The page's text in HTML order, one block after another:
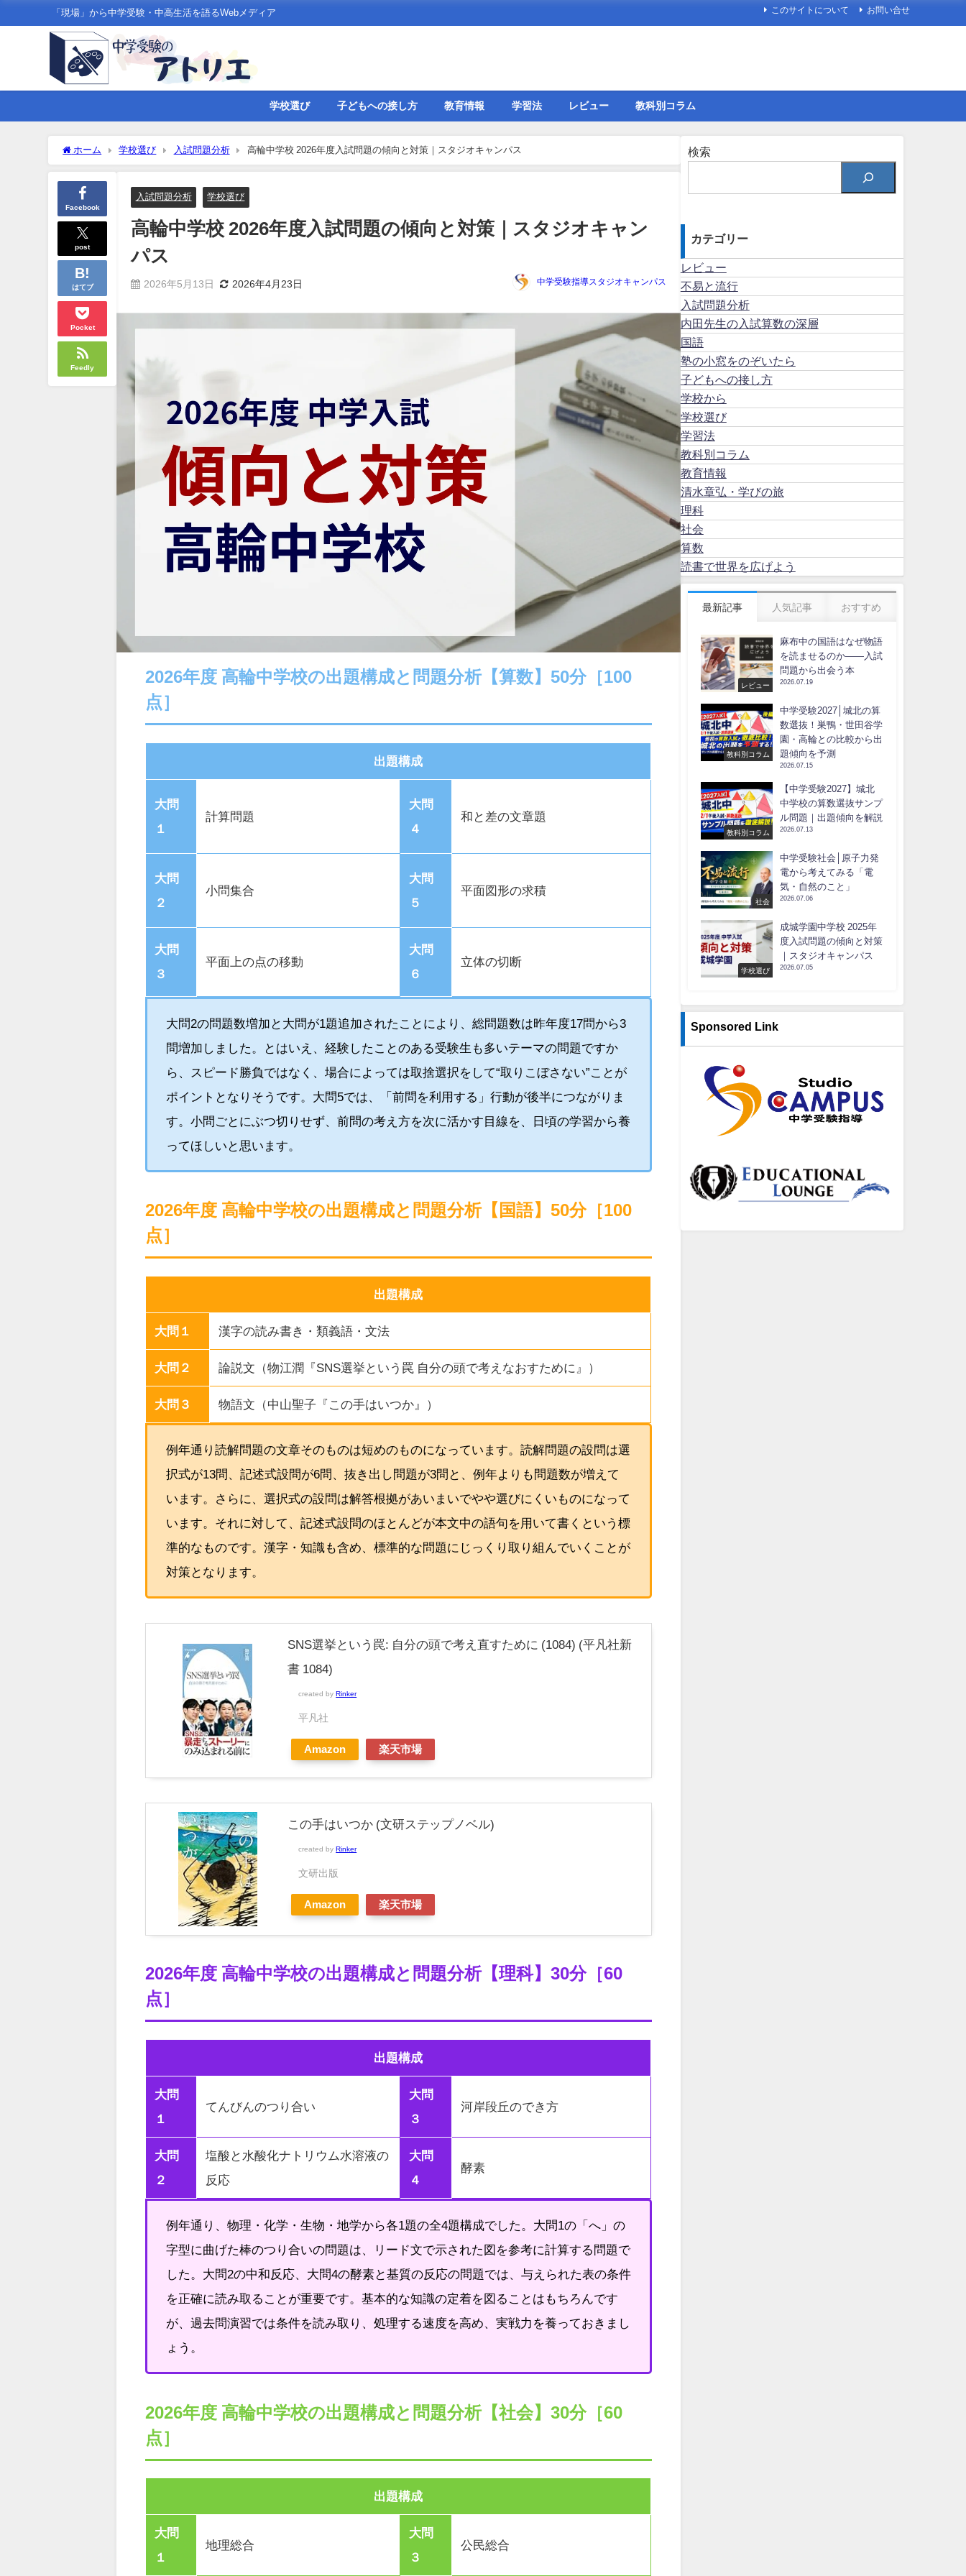
「現場」から中学受験・中高生活を語るWebメディア このサイトについて お問い合せ
学校選び 子どもへの接し方 教育情報 学習法 レビュー 教科別コラム
ホーム 学校選び 入試問題分析 高輪中学校 2026年度入試問題の傾向と対策｜スタジオキャンパス
Facebook
post
はてブ
Pocket
Feedly
入試問題分析 学校選び
高輪中学校 2026年度入試問題の傾向と対策｜スタジオキャン
パス
2026年5月13日 2026年4月23日 中学受験指導スタジオキャンパス
2026年度 高輪中学校の出題構成と問題分析【算数】50分［100
点］
出題構成
大問
１
計算問題
大問
４
和と差の文章題
大問
２
小問集合
大問
５
平面図形の求積
大問
３
平面上の点の移動
大問
６
立体の切断
大問2の問題数増加と大問が1題追加されたことにより、総問題数は昨年度17問から3
問増加しました。とはいえ、経験したことのある受験生も多いテーマの問題ですか
ら、スピード勝負ではなく、場合によっては取捨選択をして“取りこぼさない”ことが
ポイントとなりそうです。大問5では、「前問を利用する」行動が後半につながりま
す。小問ごとにぶつ切りせず、前問の考え方を次に活かす目線を、日頃の学習から養
ってほしいと思います。
2026年度 高輪中学校の出題構成と問題分析【国語】50分［100
点］
出題構成
大問１ 漢字の読み書き・類義語・文法
大問２ 論説文（物江潤『SNS選挙という罠 自分の頭で考えなおすために』）
大問３ 物語文（中山聖子『この手はいつか』）
例年通り読解問題の文章そのものは短めのものになっています。読解問題の設問は選
択式が13問、記述式設問が6問、抜き出し問題が3問と、例年よりも問題数が増えて
います。さらに、選択式の設問は解答根拠があいまいでやや選びにくいものになって
います。それに対して、記述式設問のほとんどが本文中の語句を用いて書くという標
準的なものです。漢字・知識も含め、標準的な問題にじっくり取り組んでいくことが
対策となります。
SNS選挙という罠: 自分の頭で考え直すために (1084) (平凡社新
書 1084)
created byRinker
平凡社
Amazon 楽天市場
この手はいつか (文研ステップノベル)
created byRinker
文研出版
Amazon 楽天市場
2026年度 高輪中学校の出題構成と問題分析【理科】30分［60
点］
出題構成
大問
１
てんびんのつり合い
大問
３
河岸段丘のでき方
大問
２
塩酸と水酸化ナトリウム水溶液の
反応
大問
４
酵素
例年通り、物理・化学・生物・地学から各1題の全4題構成でした。大問1の「へ」の
字型に曲げた棒のつり合いの問題は、リード文で示された図を参考に計算する問題で
した。大問2の中和反応、大問4の酵素と基質の反応の問題では、与えられた表の条件
を正確に読み取ることが重要です。基本的な知識の定着を図ることはもちろんです
が、過去問演習では条件を読み取り、処理する速度を高め、実戦力を養っておきまし
ょう。
2026年度 高輪中学校の出題構成と問題分析【社会】30分［60
点］
出題構成
大問
１
地理総合
大問
３
公民総合
検索
カテゴリー
レビュー
不易と流行
入試問題分析
内田先生の入試算数の深層
国語
塾の小窓をのぞいたら
子どもへの接し方
学校から
学校選び
学習法
教科別コラム
教育情報
清水章弘・学びの旅
理科
社会
算数
読書で世界を広げよう
最新記事 人気記事 おすすめ
レビュー
麻布中の国語はなぜ物語
を読ませるのか――入試
問題から出会う本
2026.07.19
教科別コラム
中学受験2027│城北の算
数選抜！巣鴨・世田谷学
園・高輪との比較から出
題傾向を予測
2026.07.15
教科別コラム
【中学受験2027】城北
中学校の算数選抜サンプ
ル問題｜出題傾向を解説
2026.07.13
社会
中学受験社会│原子力発
電から考えてみる「電
気・自然のこと」
2026.07.06
学校選び
成城学園中学校 2025年
度入試問題の傾向と対策
｜スタジオキャンパス
2026.07.05
Sponsored Link